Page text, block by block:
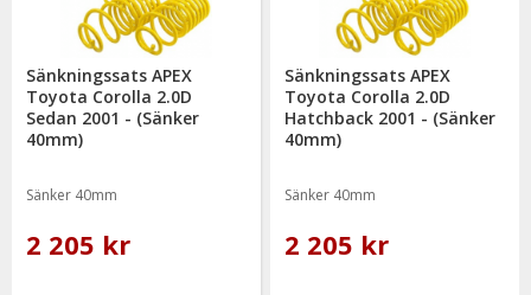
Sänkningssats APEX
Toyota Corolla 2.0D
Sedan 2001 - (Sänker
40mm)
Sänker 40mm
2 205 kr
Sänkningssats APEX
Toyota Corolla 2.0D
Hatchback 2001 - (Sänker
40mm)
Sänker 40mm
2 205 kr